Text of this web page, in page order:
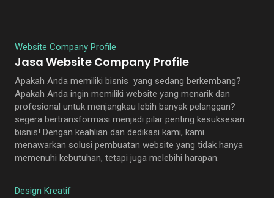
Website Company Profile
Jasa Website Company Profile
Apakah Anda memiliki bisnis yang sedang berkembang?
Apakah Anda ingin memiliki website yang menarik dan
profesional untuk menjangkau lebih banyak pelanggan?
segera bertransformasi menjadi pilar penting kesuksesan
bisnis! Dengan keahlian dan dedikasi kami, kami
menawarkan solusi pembuatan website yang tidak hanya
memenuhi kebutuhan, tetapi juga melebihi harapan.
Design Kreatif